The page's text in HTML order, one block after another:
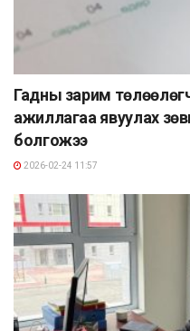
Гадны зарим
ажиллагаа явуулах
болгожээ
2026-02-24 11:57